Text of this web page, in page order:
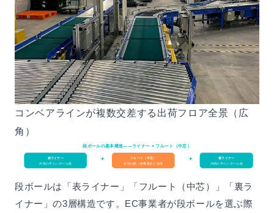
コンベアラインが複数交差する出荷フロア全景（広
角）
段ボールの基本構造——ライナー × フルート（中芯）
表ライナー
外側の平たいボール紙
＋
フルート（中芯）
波型の紙＝衝撃吸収と強度
＋
裏ライナー
内側の平たいボール紙
段ボールは「表ライナー」「フルート（中芯）」「裏ラ
イナー」の3層構造です。EC事業者が段ボールを選ぶ際